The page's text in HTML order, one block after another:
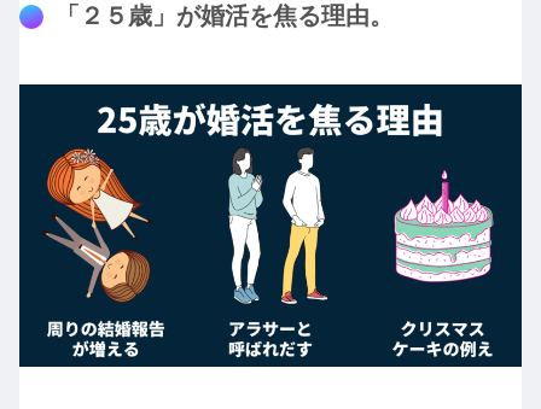
「２５歳」が婚活を焦る理由。